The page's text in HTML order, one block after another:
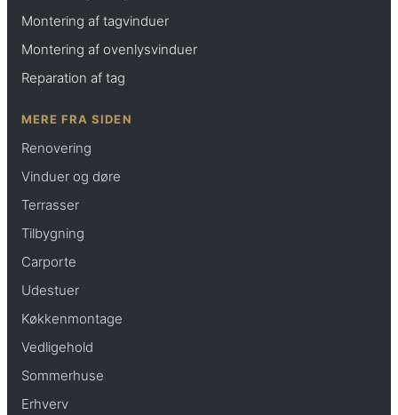
Montering af tagvinduer
Montering af ovenlysvinduer
Reparation af tag
MERE FRA SIDEN
Renovering
Vinduer og døre
Terrasser
Tilbygning
Carporte
Udestuer
Køkkenmontage
Vedligehold
Sommerhuse
Erhverv